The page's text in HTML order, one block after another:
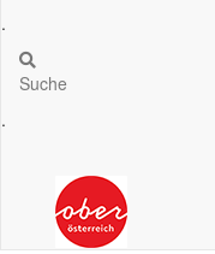
.
Suche
.